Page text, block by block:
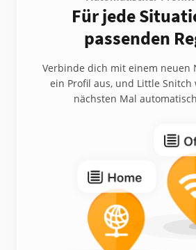
Für jede
passenden
Verbinde dich mit einem neuen
ein Profil aus, und Little Snitch
nächsten Mal